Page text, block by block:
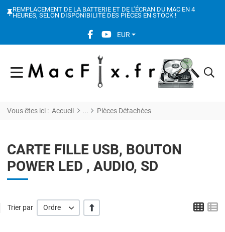
REMPLACEMENT DE LA BATTERIE ET DE L’ÉCRAN DU MAC EN 4
HEURES, SELON DISPONIBILITÉ DES PIÈCES EN STOCK !
FACEBOOK SOCIAL LINK
YOUTUBE SOCIAL LINK
EUR
Vous êtes ici : Accueil Pièces Détachées
CARTE FILLE USB, BOUTON
POWER LED , AUDIO, SD
Trier par Ordre ' +/-' Grid